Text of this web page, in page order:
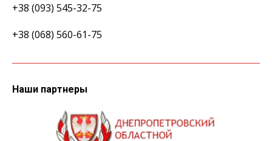
+38 (093) 545-32-75
+38 (068) 560-61-75
Наши партнеры